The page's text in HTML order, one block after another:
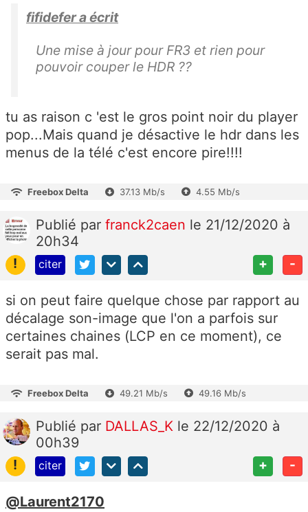
fifidefer a écrit
Une mise à jour pour FR3 et rien pour
pouvoir couper le HDR ??
tu as raison c 'est le gros point noir du player
pop...Mais quand je désactive le hdr dans les
menus de la télé c'est encore pire!!!!
Freebox Delta 37.13 Mb/s 4.55 Mb/s
Publié par franck2caen le 21/12/2020 à
20h34
!
citer + -
si on peut faire quelque chose par rapport au
décalage son-image que l'on a parfois sur
certaines chaines (LCP en ce moment), ce
serait pas mal.
Freebox Delta 49.21 Mb/s 49.16 Mb/s
Publié par DALLAS_K le 22/12/2020 à
00h39
!
citer + -
@Laurent2170